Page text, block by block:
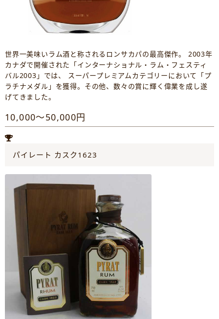
世界一美味いラム酒と称されるロンサカパの最高傑作。 2003年
カナダで開催された「インターナショナル・ラム・フェスティ
バル2003」では、 スーパープレミアムカテゴリーにおいて「プ
ラチナメダル」を獲得。その他、数々の賞に輝く偉業を成し遂
げてきました。
10,000～50,000円
パイレート カスク1623